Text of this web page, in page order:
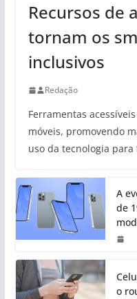
Recursos de
tornam os
inclusivos
Redação
Ferramentas
móveis, promovendo
uso da tecnologia para
A
de
o